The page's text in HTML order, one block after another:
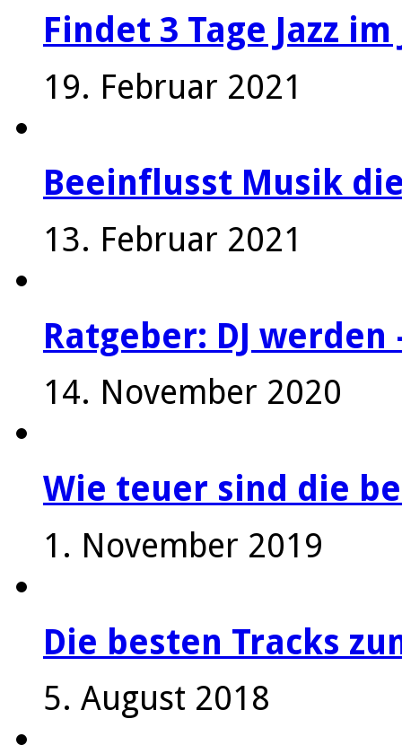
Findet 3 Tage Jazz
19. Februar 2021
Beeinflusst Musik
13. Februar 2021
Ratgeber: DJ
14. November 2020
Wie teuer sind die
1. November 2019
Die besten Tracks
5. August 2018